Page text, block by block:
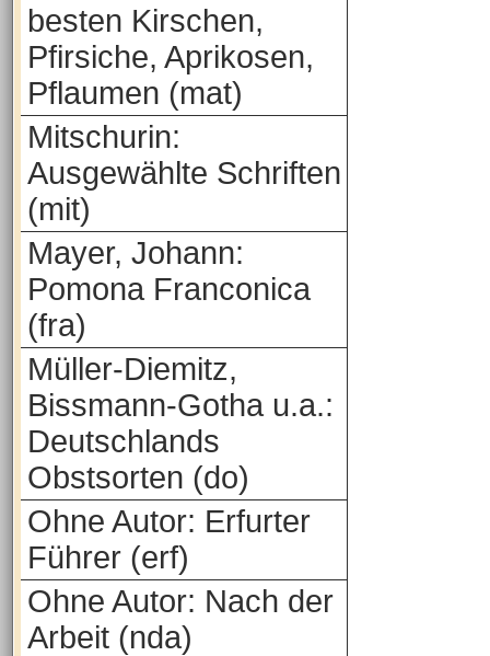
besten Kirschen,
Pfirsiche, Aprikosen,
Pflaumen (mat)
Mitschurin:
Ausgewählte Schriften
(mit)
Mayer, Johann:
Pomona Franconica
(fra)
Müller-Diemitz,
Bissmann-Gotha u.a.:
Deutschlands
Obstsorten (do)
Ohne Autor: Erfurter
Führer (erf)
Ohne Autor: Nach der
Arbeit (nda)